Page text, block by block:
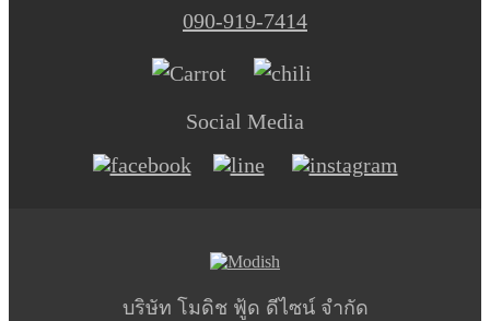
090-919-7414
Social Media
บริษัท โมดิช ฟู้ด ดีไซน์ จำกัด